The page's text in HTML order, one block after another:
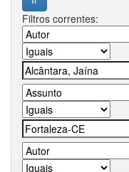
Filtros correntes: